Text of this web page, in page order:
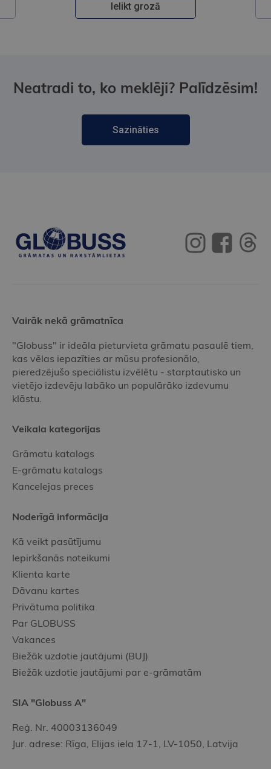
Ielikt grozā
Neatradi to, ko meklēji? Palīdzēsim!
Sazināties
Vairāk nekā grāmatnīca
"Globuss" ir ideāla pieturvieta grāmatu pasaulē tiem,
kas vēlas iepazīties ar mūsu profesionālo,
pieredzējušo speciālistu izvēlētu - starptautisko un
vietējo izdevēju labāko un populārāko izdevumu
klāstu.
Veikala kategorijas
Grāmatu katalogs
E-grāmatu katalogs
Kancelejas preces
Noderīgā informācija
Kā veikt pasūtījumu
Iepirkšanās noteikumi
Klienta karte
Dāvanu kartes
Privātuma politika
Par GLOBUSS
Vakances
Biežāk uzdotie jautājumi (BUJ)
Biežāk uzdotie jautājumi par e-grāmatām
SIA "Globuss A"
Reģ. Nr. 40003136049
Jur. adrese: Rīga, Elijas iela 17-1, LV-1050, Latvija